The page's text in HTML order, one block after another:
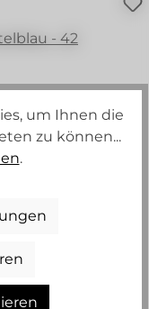
um Ihnen die
zu können...
.